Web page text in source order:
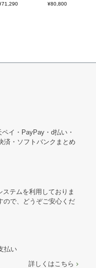
¥80,800
イ・PayPay・d払い・
済・ソフトバンクまとめ
テムを利用しておりま
ので、どうぞご安心くだ
払い
詳しくはこちら